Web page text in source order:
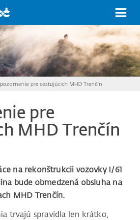
pre cestujúcich MHD Trenčín
pre
MHD Trenčín
na rekonštrukcii vozovky I/61
bude obmedzená obsluha na
MHD Trenčín.
trvajú spravidla len krátko,